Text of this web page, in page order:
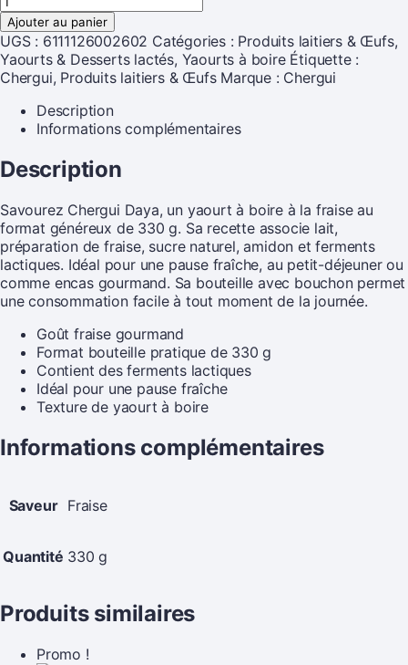
Ajouter au panier
UGS : 6111126002602 Catégories : Produits laitiers & Œufs,
Yaourts & Desserts lactés, Yaourts à boire Étiquette :
Chergui, Produits laitiers & Œufs Marque : Chergui
Description
Informations complémentaires
Description
Savourez Chergui Daya, un yaourt à boire à la fraise au
format généreux de 330 g. Sa recette associe lait,
préparation de fraise, sucre naturel, amidon et ferments
lactiques. Idéal pour une pause fraîche, au petit-déjeuner ou
comme encas gourmand. Sa bouteille avec bouchon permet
une consommation facile à tout moment de la journée.
Goût fraise gourmand
Format bouteille pratique de 330 g
Contient des ferments lactiques
Idéal pour une pause fraîche
Texture de yaourt à boire
Informations complémentaires
Saveur Fraise
Quantité 330 g
Produits similaires
Promo !